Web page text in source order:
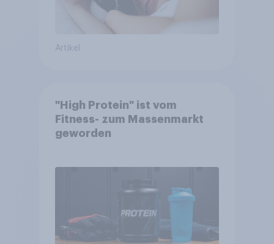
Artikel
"High Protein" ist vom
Fitness- zum Massenmarkt
geworden